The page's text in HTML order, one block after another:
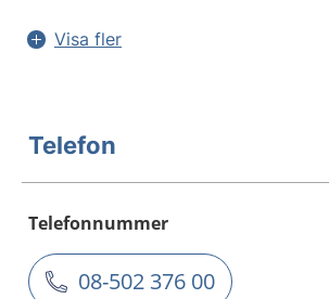
Visa fler
Telefon
Telefonnummer
08-502 376 00